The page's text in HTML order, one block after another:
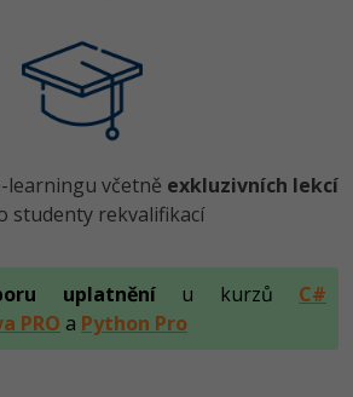
learningu včetně exkluzivních lekcí
studenty rekvalifikací
uplatněníu kurzů C#
PRO a Python Pro